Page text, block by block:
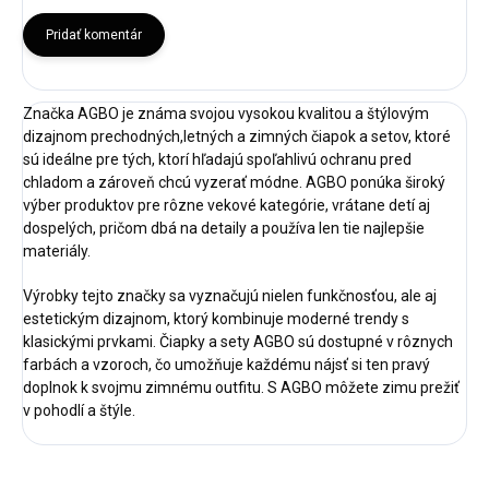
Pridať komentár
Značka AGBO je známa svojou vysokou kvalitou a štýlovým
dizajnom prechodných,letných a zimných čiapok a setov, ktoré
sú ideálne pre tých, ktorí hľadajú spoľahlivú ochranu pred
chladom a zároveň chcú vyzerať módne. AGBO ponúka široký
výber produktov pre rôzne vekové kategórie, vrátane detí aj
dospelých, pričom dbá na detaily a používa len tie najlepšie
materiály.
Výrobky tejto značky sa vyznačujú nielen funkčnosťou, ale aj
estetickým dizajnom, ktorý kombinuje moderné trendy s
klasickými prvkami. Čiapky a sety AGBO sú dostupné v rôznych
farbách a vzoroch, čo umožňuje každému nájsť si ten pravý
doplnok k svojmu zimnému outfitu. S AGBO môžete zimu prežiť
v pohodlí a štýle.